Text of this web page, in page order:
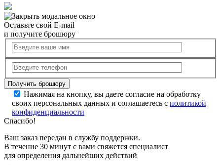
Оставьте свой E-mail
и получите брошюру
Нажимая на кнопку, вы даете согласие на обработку
своих персональных данных и соглашаетесь с политикой
конфиденциальности
Спасибо!
Ваш заказ передан в службу поддержки.
В течение 30 минут с вами свяжется специалист
для определения дальнейших действий